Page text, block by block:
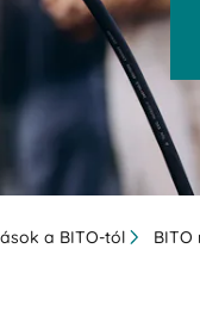
a BITO-tól